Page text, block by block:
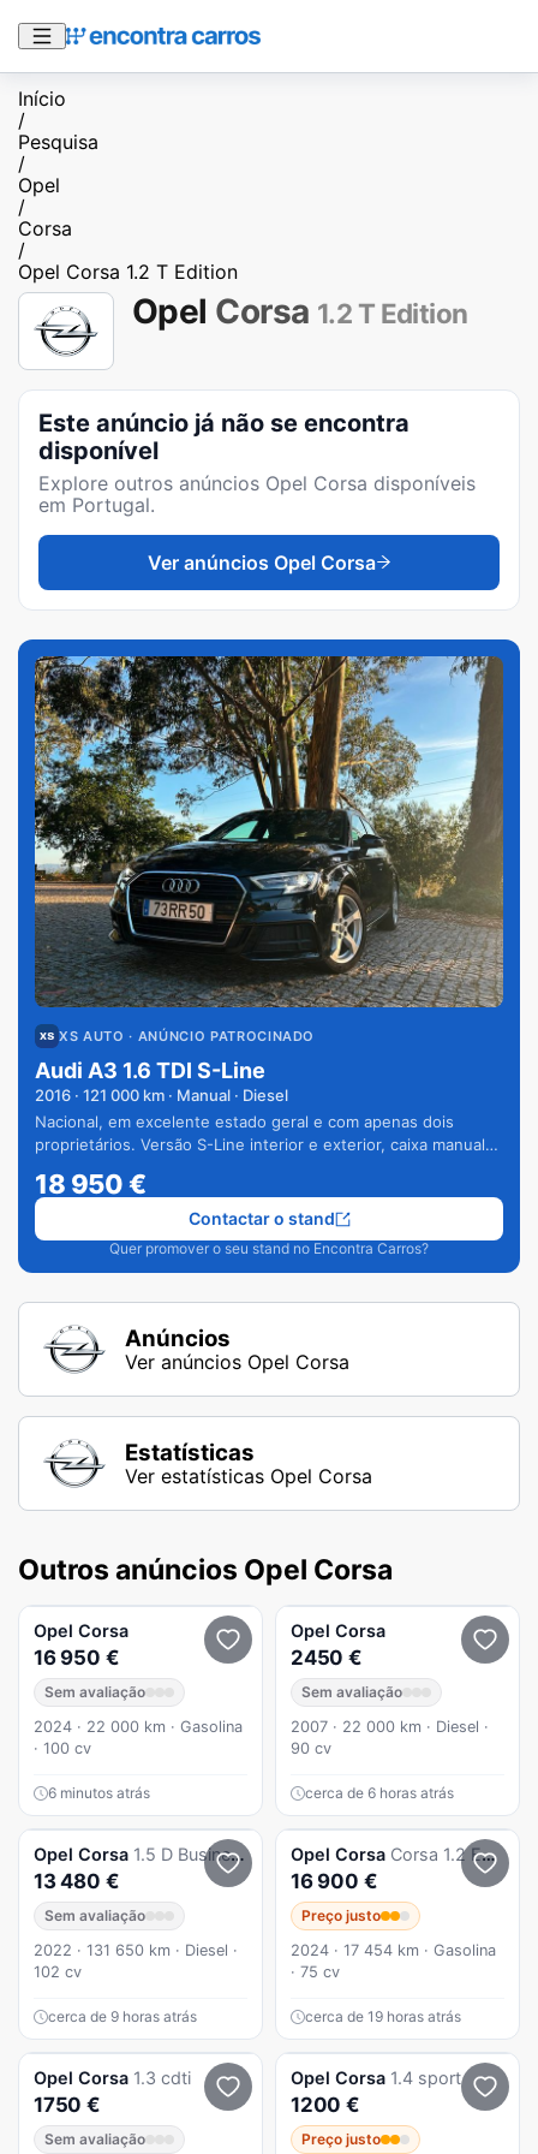
Início
/
Pesquisa
/
Opel
/
Corsa
/
Opel Corsa 1.2 T Edition
Opel Corsa 1.2 T Edition
Este anúncio já não se encontra
disponível
Explore outros anúncios Opel Corsa disponíveis
em Portugal.
Ver anúncios Opel Corsa
XS AUTO · ANÚNCIO PATROCINADO
Audi A3 1.6 TDI S-Line
2016 · 121 000 km · Manual · Diesel
Nacional, em excelente estado geral e com apenas dois
proprietários. Versão S-Line interior e exterior, caixa manual
18 950€
Quer promover o seu stand no Encontra Carros?
Contactar o stand
Anúncios
Ver anúncios Opel Corsa
Estatísticas
Ver estatísticas Opel Corsa
Outros anúncios Opel Corsa
Opel Corsa
16 950 €
Sem avaliação
2024 · 22 000 km · Gasolina
· 100 cv
6 minutos atrás
Opel Corsa
2450 €
Sem avaliação
2007 · 22 000 km · Diesel ·
90 cv
cerca de 6 horas atrás
Opel Corsa 1.5 D Business
13 480 €
Sem avaliação
2022 · 131 650 km · Diesel ·
102 cv
cerca de 9 horas atrás
Opel Corsa Corsa 1.2 Edition
16 900 €
Preço justo
2024 · 17 454 km · Gasolina
· 75 cv
cerca de 19 horas atrás
Opel Corsa 1.3 cdti
1750 €
Sem avaliação
Opel Corsa 1.4 sport
1200 €
Preço justo